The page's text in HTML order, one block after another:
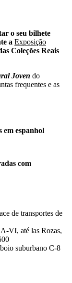
o seu bilhete
a Exposição
Coleções Reais
Joven do
frequentes e as
em espanhol
com
de transportes de
VI, até las Rozas,
suburbano C-8